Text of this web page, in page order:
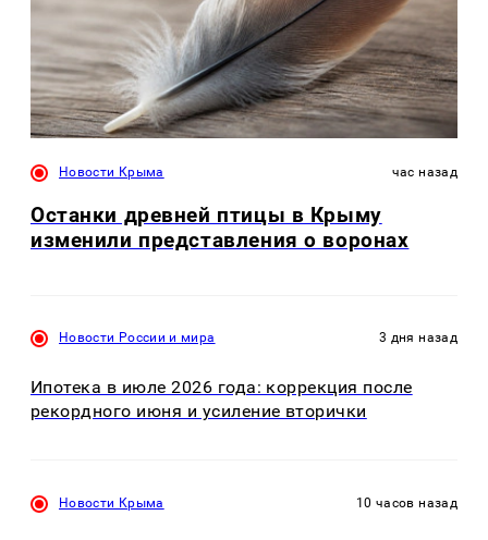
Новости Крыма час назад
Останки древней птицы в Крыму
изменили представления о воронах
Новости России и мира 3 дня назад
Ипотека в июле 2026 года: коррекция после
рекордного июня и усиление вторички
Новости Крыма 10 часов назад